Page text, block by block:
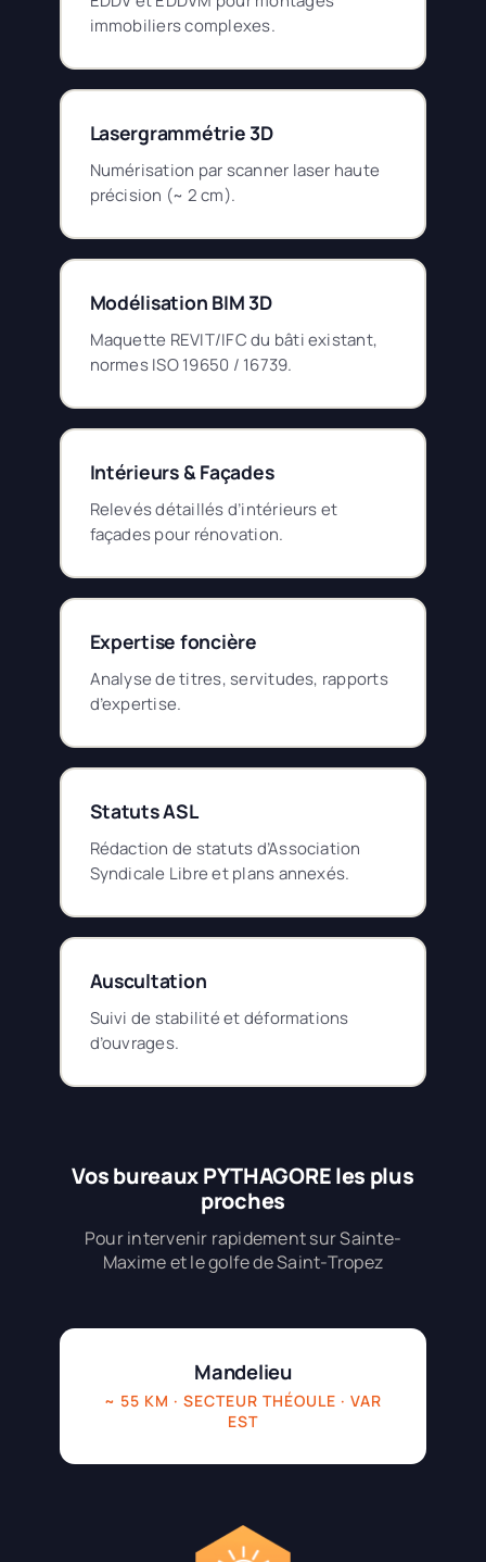
immobiliers complexes.
Lasergrammétrie 3D
Numérisation par scanner laser haute
précision (~ 2 cm).
Modélisation BIM 3D
Maquette REVIT/IFC du bâti existant,
normes ISO 19650 / 16739.
Intérieurs & Façades
Relevés détaillés d’intérieurs et
façades pour rénovation.
Expertise foncière
Analyse de titres, servitudes, rapports
d’expertise.
Statuts ASL
Rédaction de statuts d’Association
Syndicale Libre et plans annexés.
Auscultation
Suivi de stabilité et déformations
d’ouvrages.
Vos bureaux PYTHAGORE les plus
proches
Pour intervenir rapidement sur Sainte-
Maxime et le golfe de Saint-Tropez
Mandelieu
~ 55 KM · SECTEUR THÉOULE · VAR
EST